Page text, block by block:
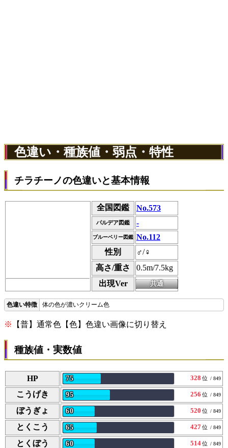
色違い・種族値・弱点・特性
チラチーノの色違いと基本情報
全国図鑑 No.573
パルデア図鑑 -
ブルーベリー図鑑 No.112
性別
♂/♀
高さ/重さ
0.5m/7.5kg
出現Ver
体の色が濃いクリーム色
※ 【普】通常色【色】色違い画像に切り替え
種族値・実数値
HP 75 328 位 / 849
こうげき 95 256 位 / 849
ぼうぎょ 60 520 位 / 849
とくこう 65 427位 / 849
とくぼう 60 514位 / 849